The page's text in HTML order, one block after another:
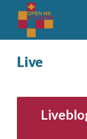
Live